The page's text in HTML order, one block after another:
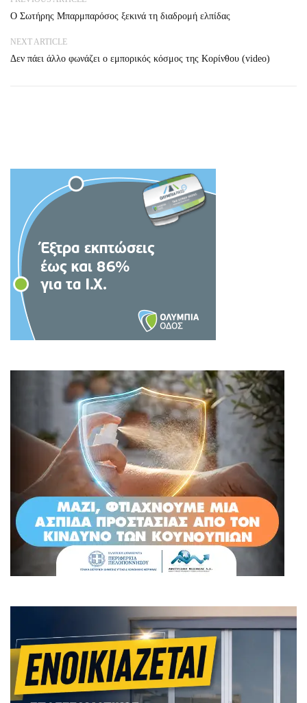
Ο Σωτήρης Μπαρμπαρόσος ξεκινά τη διαδρομή ελπίδας
NEXT ARTICLE
Δεν πάει άλλο φωνάζει ο εμπορικός κόσμος της Κορίνθου (video)